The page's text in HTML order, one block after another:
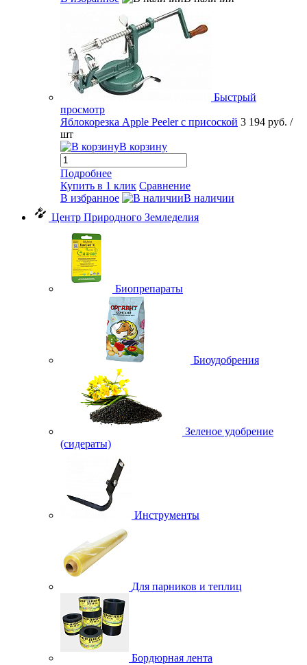
Быстрый
просмотр
Яблокорезка Apple Peeler с присоской 3 194 руб. /
шт
В корзину
Подробнее
Купить в 1 клик Сравнение
В избранное
В наличии
Центр Природного Земледелия
Биопрепараты
Биоудобрения
Зеленое удобрение
(сидераты)
Инструменты
Для парников и теплиц
Бордюрная лента